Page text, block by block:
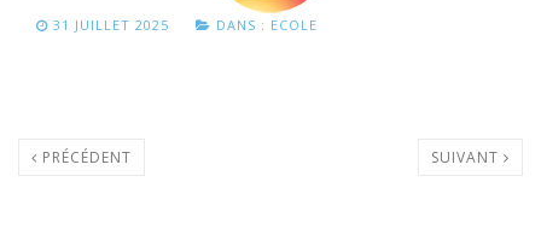
31 JUILLET 2025 DANS : ECOLE
PRÉCÉDENT SUIVANT